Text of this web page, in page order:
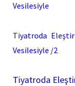
Vesilesiyle
Tiyatroda
Vesilesiyle /2
Tiyatroda